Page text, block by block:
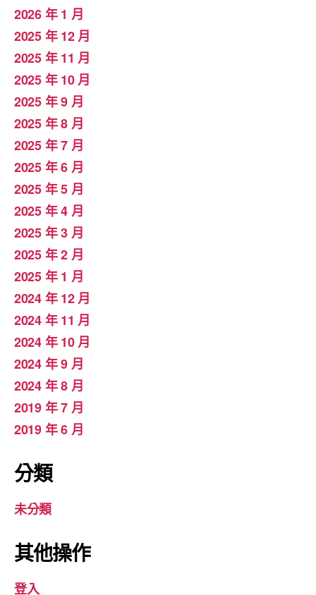
2026 年 1 月
2025 年 12 月
2025 年 11 月
2025 年 10 月
2025 年 9 月
2025 年 8 月
2025 年 7 月
2025 年 6 月
2025 年 5 月
2025 年 4 月
2025 年 3 月
2025 年 2 月
2025 年 1 月
2024 年 12 月
2024 年 11 月
2024 年 10 月
2024 年 9 月
2024 年 8 月
2019 年 7 月
2019 年 6 月
分類
未分類
其他操作
登入